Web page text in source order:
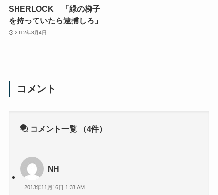
SHERLOCK 「緑の梯子
を持っていたら逮捕しろ」
2012年8月4日
コメント
コメント一覧 （4件）
NH
2013年11月16日 1:33 AM